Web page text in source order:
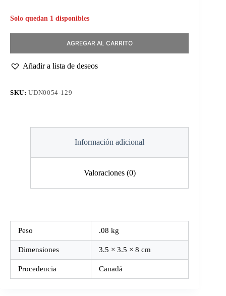
Solo quedan 1 disponibles
AGREGAR AL CARRITO
Añadir a lista de deseos
SKU:UDN0054-129
Información adicional
Valoraciones (0)
Peso .08 kg
Dimensiones 3.5 × 3.5 × 8 cm
Procedencia Canadá